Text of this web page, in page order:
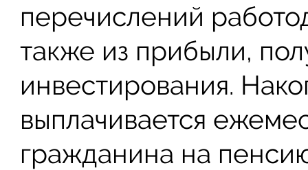
перечислений
также из прибыли,
инвестирования.
выплачивается
гражданина на